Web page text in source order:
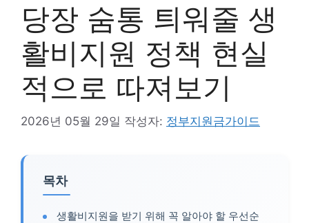
당장 숨통 틔워줄 생
활비지원 정책 현실
적으로 따져보기
2026년 05월 29일 작성자: 정부지원금가이드
목차
생활비지원을 받기 위해 꼭 알아야 할 우선순